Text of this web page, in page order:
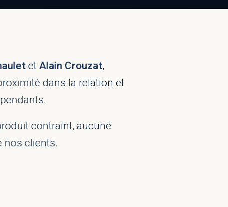
et Alain Crouzat,
dans la relation et
contraint, aucune
nos clients.